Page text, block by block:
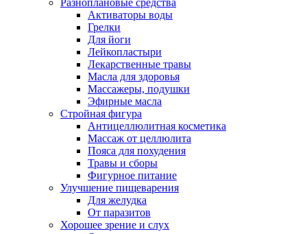
Разноплановые средства
Активаторы воды
Грелки
Для йоги
Лейкопластыри
Лекарственные травы
Масла для здоровья
Массажеры, подушки
Эфирные масла
Стройная фигура
Антицеллюлитная косметика
Массаж от целлюлита
Пояса для похудения
Травы и сборы
Фигурное питание
Улучшение пищеварения
Для желудка
От паразитов
Хорошее зрение и слух